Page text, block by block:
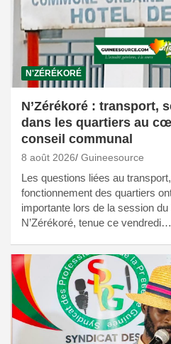
N'ZÉRÉKORÉ
N’Zérékoré : transport,
dans les quartiers au
conseil communal
8 août 2026 Guineesource
Les questions liées au
fonctionnement des quartiers
importante lors de la session
N’Zérékoré, tenue ce vendredi…